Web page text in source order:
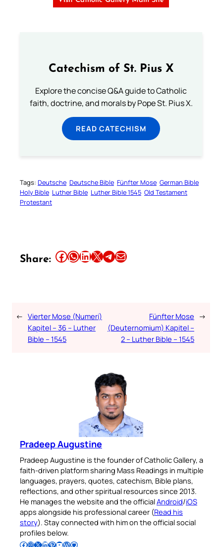
Catechism of St. Pius X
Explore the concise Q&A guide to Catholic
faith, doctrine, and morals by Pope St. Pius X.
READ CATECHISM
Tags: Deutsche Deutsche Bible Fünfter Mose German Bible
Holy Bible Luther Bible Luther Bible 1545 Old Testament
Protestant
Share: Share this article on Facebook Share this article on WhatsApp Share this article on LinkedIn Share this article on X Share this article on TelegramEmail this Article
← Vierter Mose (Numeri)
Kapitel – 36 – Luther
Bible – 1545
Fünfter Mose
(Deuternomium) Kapitel –
2 – Luther Bible – 1545
→
Pradeep Augustine
Pradeep Augustine is the founder of Catholic Gallery, a
faith-driven platform sharing Mass Readings in multiple
languages, prayers, quotes, catechism, Bible plans,
reflections, and other spiritual resources since 2013.
He manages the website and the officialAndroid/iOS
apps alongside his professional career (Read his
story). Stay connected with him on the official social
profiles below.
Follow Pradeep on Facebook Follow Pradeep on InstagramFollow Pradeep on X Follow Pradeep on LinkedIn Follow Pradeep on Pinterest Subscribe to Pradeep’s Youtube Channel Follow Pradeep on WordPress Follow Pradeep on GitHub